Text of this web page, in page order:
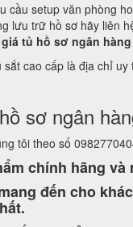
cầu setup văn phòng
lưu trữ hồ sơ hãy liên
tủ hồ sơ ngân hàng
sắt cao cấp là địa chỉ
sơ ngân
tôi theo số
chính hãng và
đến cho